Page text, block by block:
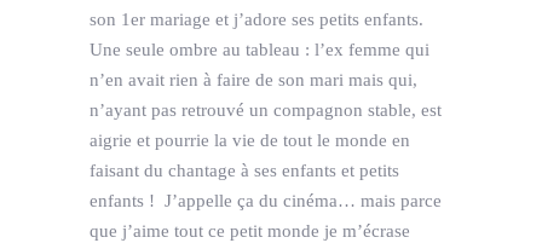
son 1er mariage et j’adore ses petits enfants.
Une seule ombre au tableau : l’ex femme qui
n’en avait rien à faire de son mari mais qui,
n’ayant pas retrouvé un compagnon stable, est
aigrie et pourrie la vie de tout le monde en
faisant du chantage à ses enfants et petits
enfants ! J’appelle ça du cinéma… mais parce
que j’aime tout ce petit monde je m’écrase